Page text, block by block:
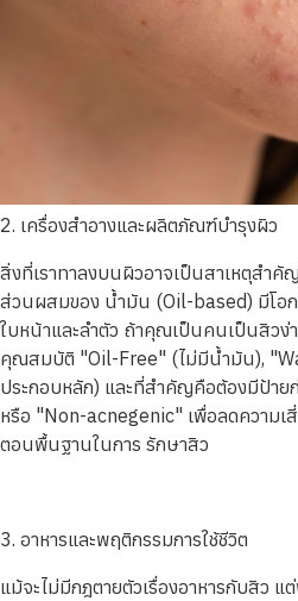
2. เครื่องสำอางและผลิตภัณฑ์บำรุงผิว
สิ่งที่เราทาลงบนผิวอาจเป็นสาเหตุสำ
ส่วนผสมของ น้ำมัน (Oil-based) มีโอ
ใบหน้าและลำตัว ถ้าคุณเป็นคนเป็นสิวง่
คุณสมบัติ "Oil-Free" (ไม่มีน้ำมัน),
ประกอบหลัก) และที่สำคัญคือต้องมีป้า
หรือ "Non-acnegenic" เพื่อลดความเ
ตอนพื้นฐานในการ รักษาสิว
3. อาหารและพฤติกรรมการใช้ชีวิต
แม้จะไม่มีกฎตายตัวเรื่องอาหารกับสิว แ